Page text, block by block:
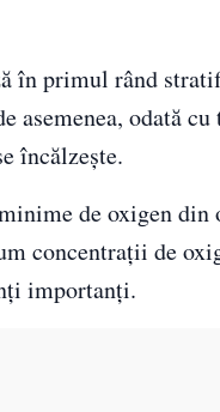
în primul rând
asemenea, odată
încălzește.
de oxigen
concentrații de
importanți.